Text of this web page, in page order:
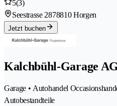
5(3)
Seestrasse 2878810 Horgen
Jetzt buchen
Kalchbühl-Garage
Garage • Autohandel
Autobestandteile